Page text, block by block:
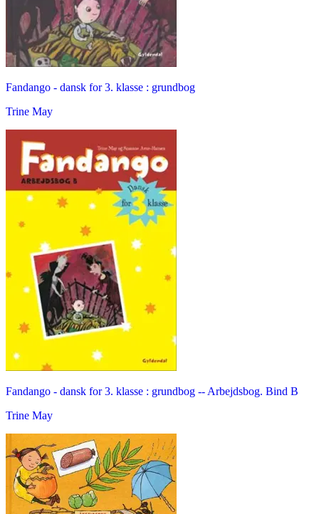
Fandango - dansk for 3. klasse : grundbog
Trine May
Fandango - dansk for 3. klasse : grundbog -- Arbejdsbog. Bind B
Trine May